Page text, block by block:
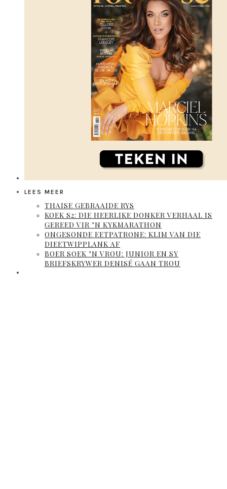
LEES MEER
THAISE GEBRAAIDE RYS
KOEK S2: DIE HEERLIKE DONKER VERHAAL IS
GEREED VIR ’N KYKMARATHON
ONGESONDE EETPATRONE: KLIM VAN DIE
DIEETWIPPLANK AF
BOER SOEK ’N VROU: JUNIOR EN SY
BRIEFSKRYWER DENISÉ GAAN TROU